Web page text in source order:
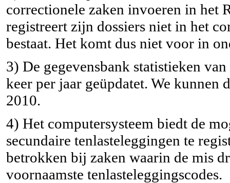
correctionele zaken invoeren in het
registreert zijn dossiers niet in het
bestaat. Het komt dus niet voor in
3) De gegevensbank statistieken
keer per jaar geüpdatet. We kunnen
2010.
4) Het computersysteem biedt de
secundaire tenlasteleggingen te
betrokken bij zaken waarin de mis
voornaamste tenlasteleggingscodes.